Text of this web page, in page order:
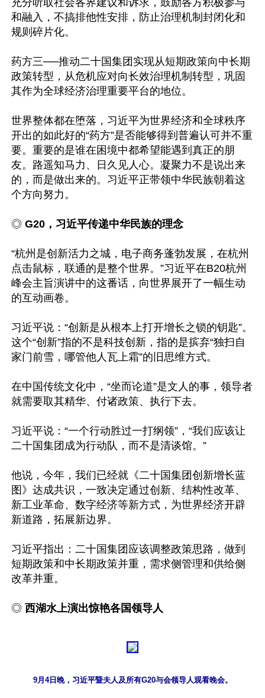
和融入，不搞排他性安排，防止治理机制封闭化和
规则碎片化。
药方三──推动二十国集团实现从短期政策向中长期
政策转型，从危机应对向长效治理机制转型，巩固
其作为全球经济治理重要平台的地位。
世界整体都在堕落，习近平为世界经济和全球秩序
开出的如此好的“药方”是否能够得到普遍认可并不重
要。重要的是谁在困境中都希望能遇到真正的朋
友。路遥知马力、日久见人心。凝聚力不是说出来
的，而是做出来的。习近平正带领中华民族朝着这
个方向努力。
◎ G20，习近平传递中华民族的理念
“杭州是创新活力之城，电子商务蓬勃发展，在杭州
点击鼠标，联通的是整个世界。”习近平在B20杭州
峰会主旨演讲中的这番话，向世界展开了一幅生动
的互动画卷。
习近平说：“创新是从根本上打开增长之锁的钥匙”。
这个“创新”指的不是科技创新，指的是摈弃“独扫自
家门前雪，哪管他人瓦上霜”的旧思维方式。
在中国传统文化中，“坐而论道”是文人的事，领导者
就需要取其精华、付诸政策、执行下去。
习近平说：“一个行动胜过一打纲领”，“我们应该让
二十国集团成为行动队，而不是清谈馆。”
他说，今年，我们已经就《二十国集团创新增长蓝
图》达成共识，一致决定通过创新、结构性改革、
新工业革命、数字经济等新方式，为世界经济开辟
新道路，拓展新边界。
习近平指出：二十国集团应该调整政策思路，做到
短期政策和中长期政策并重，需求侧管理和供给侧
改革并重。
◎ 西湖水上演出惊艳各国领导人